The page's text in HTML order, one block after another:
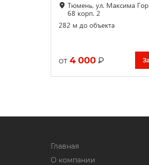
Тюмень, ул. Максима
68 корп. 2
282 м до объекта
от 4 000 ₽
Главная
О компании